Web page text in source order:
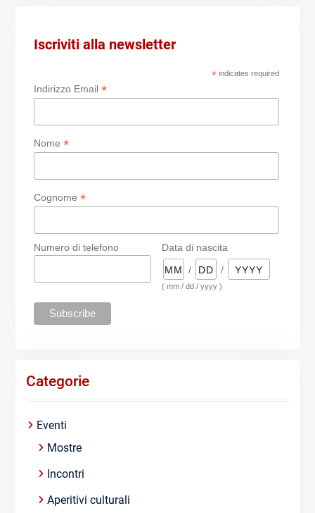
Iscriviti alla newsletter
*indicates required
Indirizzo Email *
Nome *
Cognome *
Numero di telefono
Data di nascita
/
/
( mm / dd / yyyy )
Categorie
Eventi
Mostre
Incontri
Aperitivi culturali